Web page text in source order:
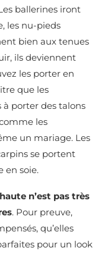
ballerines iront
les nu-pieds
bien aux tenues
ils deviennent
les porter en
que les
à porter des talons
les
un mariage. Les
se portent
en soie.
n’est pas très
. Pour preuve,
qu’elles
pour un look